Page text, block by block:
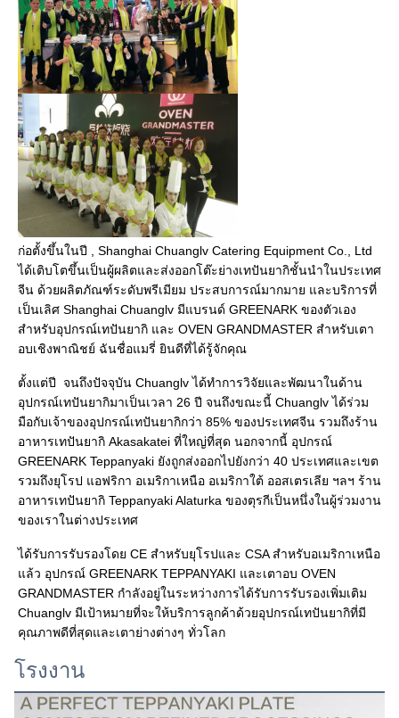
ก่อตั้งขึ้นในปี , Shanghai Chuanglv Catering Equipment Co., Ltd
ได้เติบโตขึ้นเป็นผู้ผลิตและส่งออกโต๊ะย่างเทปันยากิชั้นนำในประเทศ
จีน ด้วยผลิตภัณฑ์ระดับพรีเมียม ประสบการณ์มากมาย และบริการที่
เป็นเลิศ Shanghai Chuanglv มีแบรนด์ GREENARK ของตัวเอง
สำหรับอุปกรณ์เทปันยากิ และ OVEN GRANDMASTER สำหรับเตา
ตั้งแต่ปี  จนถึงปัจจุบัน Chuanglv ได้ทำการวิจัยและพัฒนาในด้าน
อุปกรณ์เทปันยากิมาเป็นเวลา 26 ปี จนถึงขณะนี้ Chuanglv ได้ร่วม
มือกับเจ้าของอุปกรณ์เทปันยากิกว่า 85% ของประเทศจีน รวมถึงร้าน
อาหารเทปันยากิ Akasakatei ที่ใหญ่ที่สุด นอกจากนี้ อุปกรณ์
GREENARK Teppanyaki ยังถูกส่งออกไปยังกว่า 40 ประเทศและเขต
รวมถึงยุโรป แอฟริกา อเมริกาเหนือ อเมริกาใต้ ออสเตรเลีย ฯลฯ ร้าน
อาหารเทปันยากิ Teppanyaki Alaturka ของตุรกีเป็นหนึ่งในผู้ร่วมงาน
ได้รับการรับรองโดย CE สำหรับยุโรปและ CSA สำหรับอเมริกาเหนือ
แล้ว อุปกรณ์ GREENARK TEPPANYAKI และเตาอบ OVEN
GRANDMASTER กำลังอยู่ในระหว่างการได้รับการรับรองเพิ่มเติม
Chuanglv มีเป้าหมายที่จะให้บริการลูกค้าด้วยอุปกรณ์เทปันยากิที่มี
คุณภาพดีที่สุดและเตาย่างต่างๆ ทั่วโลก
โรงงาน